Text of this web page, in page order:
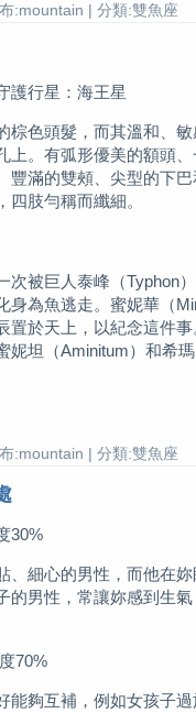
:mountain | 分類:雙魚座
護行星：海王星
棕色頭髮，而其溫和、
上。有弧形優美的額頭
豐滿的雙頰、尖型的下
四肢勻稱而纖細。
次被巨人泰峰（Typhon
身為魚逃走。蜜妮華（
置於天上，以紀念這件
妮坦（Aminitum）和希
:mountain | 分類:雙魚座
30%
、細心的男性，而他在妳
的男性，常讓妳感到生
70%
能夠互補，例如女孩子